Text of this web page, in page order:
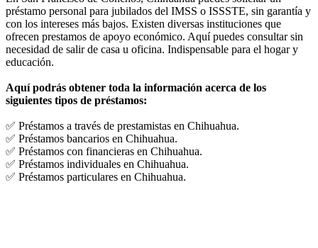
préstamo personal para jubilados del IMSS o ISSSTE, sin garantía y
con los intereses más bajos. Existen diversas instituciones que
ofrecen prestamos de apoyo económico. Aquí puedes consultar sin
necesidad de salir de casa u oficina. Indispensable para el hogar y
educación.
Aquí podrás obtener toda la información acerca de los
siguientes tipos de préstamos:
✅ Préstamos a través de prestamistas en Chihuahua.
✅ Préstamos bancarios en Chihuahua.
✅ Préstamos con financieras en Chihuahua.
✅ Préstamos individuales en Chihuahua.
✅ Préstamos particulares en Chihuahua.